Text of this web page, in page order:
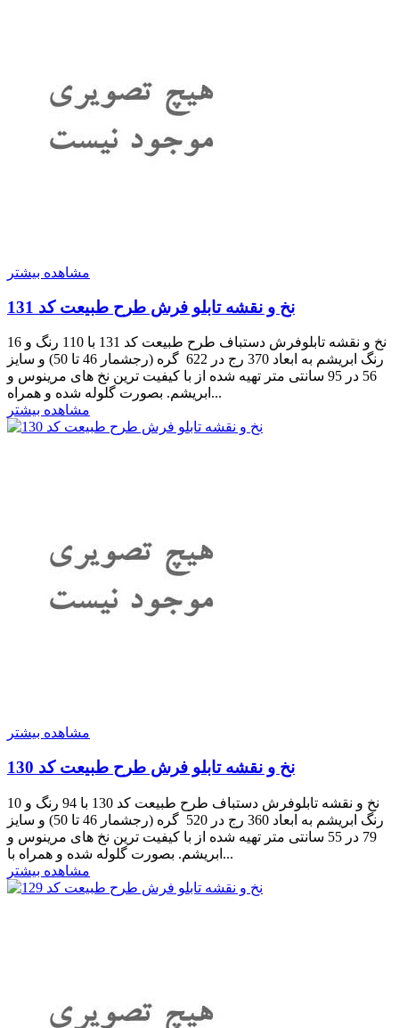
مشاهده بیشتر
نخ و نقشه تابلو فرش طرح طبیعت کد 131
نخ و نقشه تابلوفرش دستباف طرح طبیعت کد 131 با 110 رنگ و 16
رنگ ابریشم به ابعاد 370 رج در 622 گره (رجشمار 46 تا 50) و سایز
56 در 95 سانتی متر تهیه شده از با کیفیت ترین نخ های مرینوس و
ابریشم. بصورت گلوله شده و همراه...
مشاهده بیشتر
مشاهده بیشتر
نخ و نقشه تابلو فرش طرح طبیعت کد 130
نخ و نقشه تابلوفرش دستباف طرح طبیعت کد 130 با 94 رنگ و 10
رنگ ابریشم به ابعاد 360 رج در 520 گره (رجشمار 46 تا 50) و سایز
79 در 55 سانتی متر تهیه شده از با کیفیت ترین نخ های مرینوس و
ابریشم. بصورت گلوله شده و همراه با...
مشاهده بیشتر